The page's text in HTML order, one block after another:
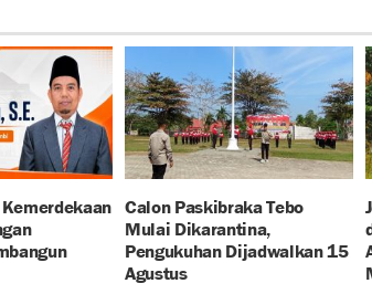
Calon Paskibraka Tebo
Mulai Dikarantina,
Pengukuhan Dijadwalkan 15
Agustus